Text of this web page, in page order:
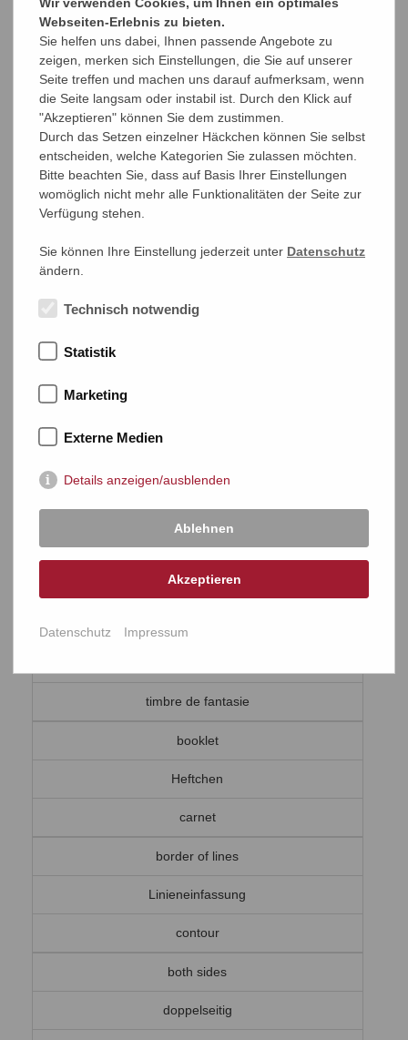
offre
bisected, halved
halbiert
coupé en deux
blackprint
Schwarzdruck
Leerfeld
bogus issue
Schwindelausgabe
--
timbre de fantasie
booklet
Heftchen
carnet
border of lines
Linieneinfassung
contour
both sides
doppelseitig
Wir verwenden Cookies, um Ihnen ein optimales
Webseiten-Erlebnis zu bieten.
Sie helfen uns dabei, Ihnen passende Angebote zu
zeigen, merken sich Einstellungen, die Sie auf unserer
Seite treffen und machen uns darauf aufmerksam, wenn
die Seite langsam oder instabil ist. Durch den Klick auf
"Akzeptieren" können Sie dem zustimmen.
Durch das Setzen einzelner Häckchen können Sie selbst
entscheiden, welche Kategorien Sie zulassen möchten.
Bitte beachten Sie, dass auf Basis Ihrer Einstellungen
womöglich nicht mehr alle Funktionalitäten der Seite zur
Verfügung stehen.
Sie können Ihre Einstellung jederzeit unter Datenschutz
ändern.
Technisch notwendig
Statistik
Marketing
Externe Medien
Details anzeigen/ausblenden
Ablehnen
Akzeptieren
Datenschutz Impressum